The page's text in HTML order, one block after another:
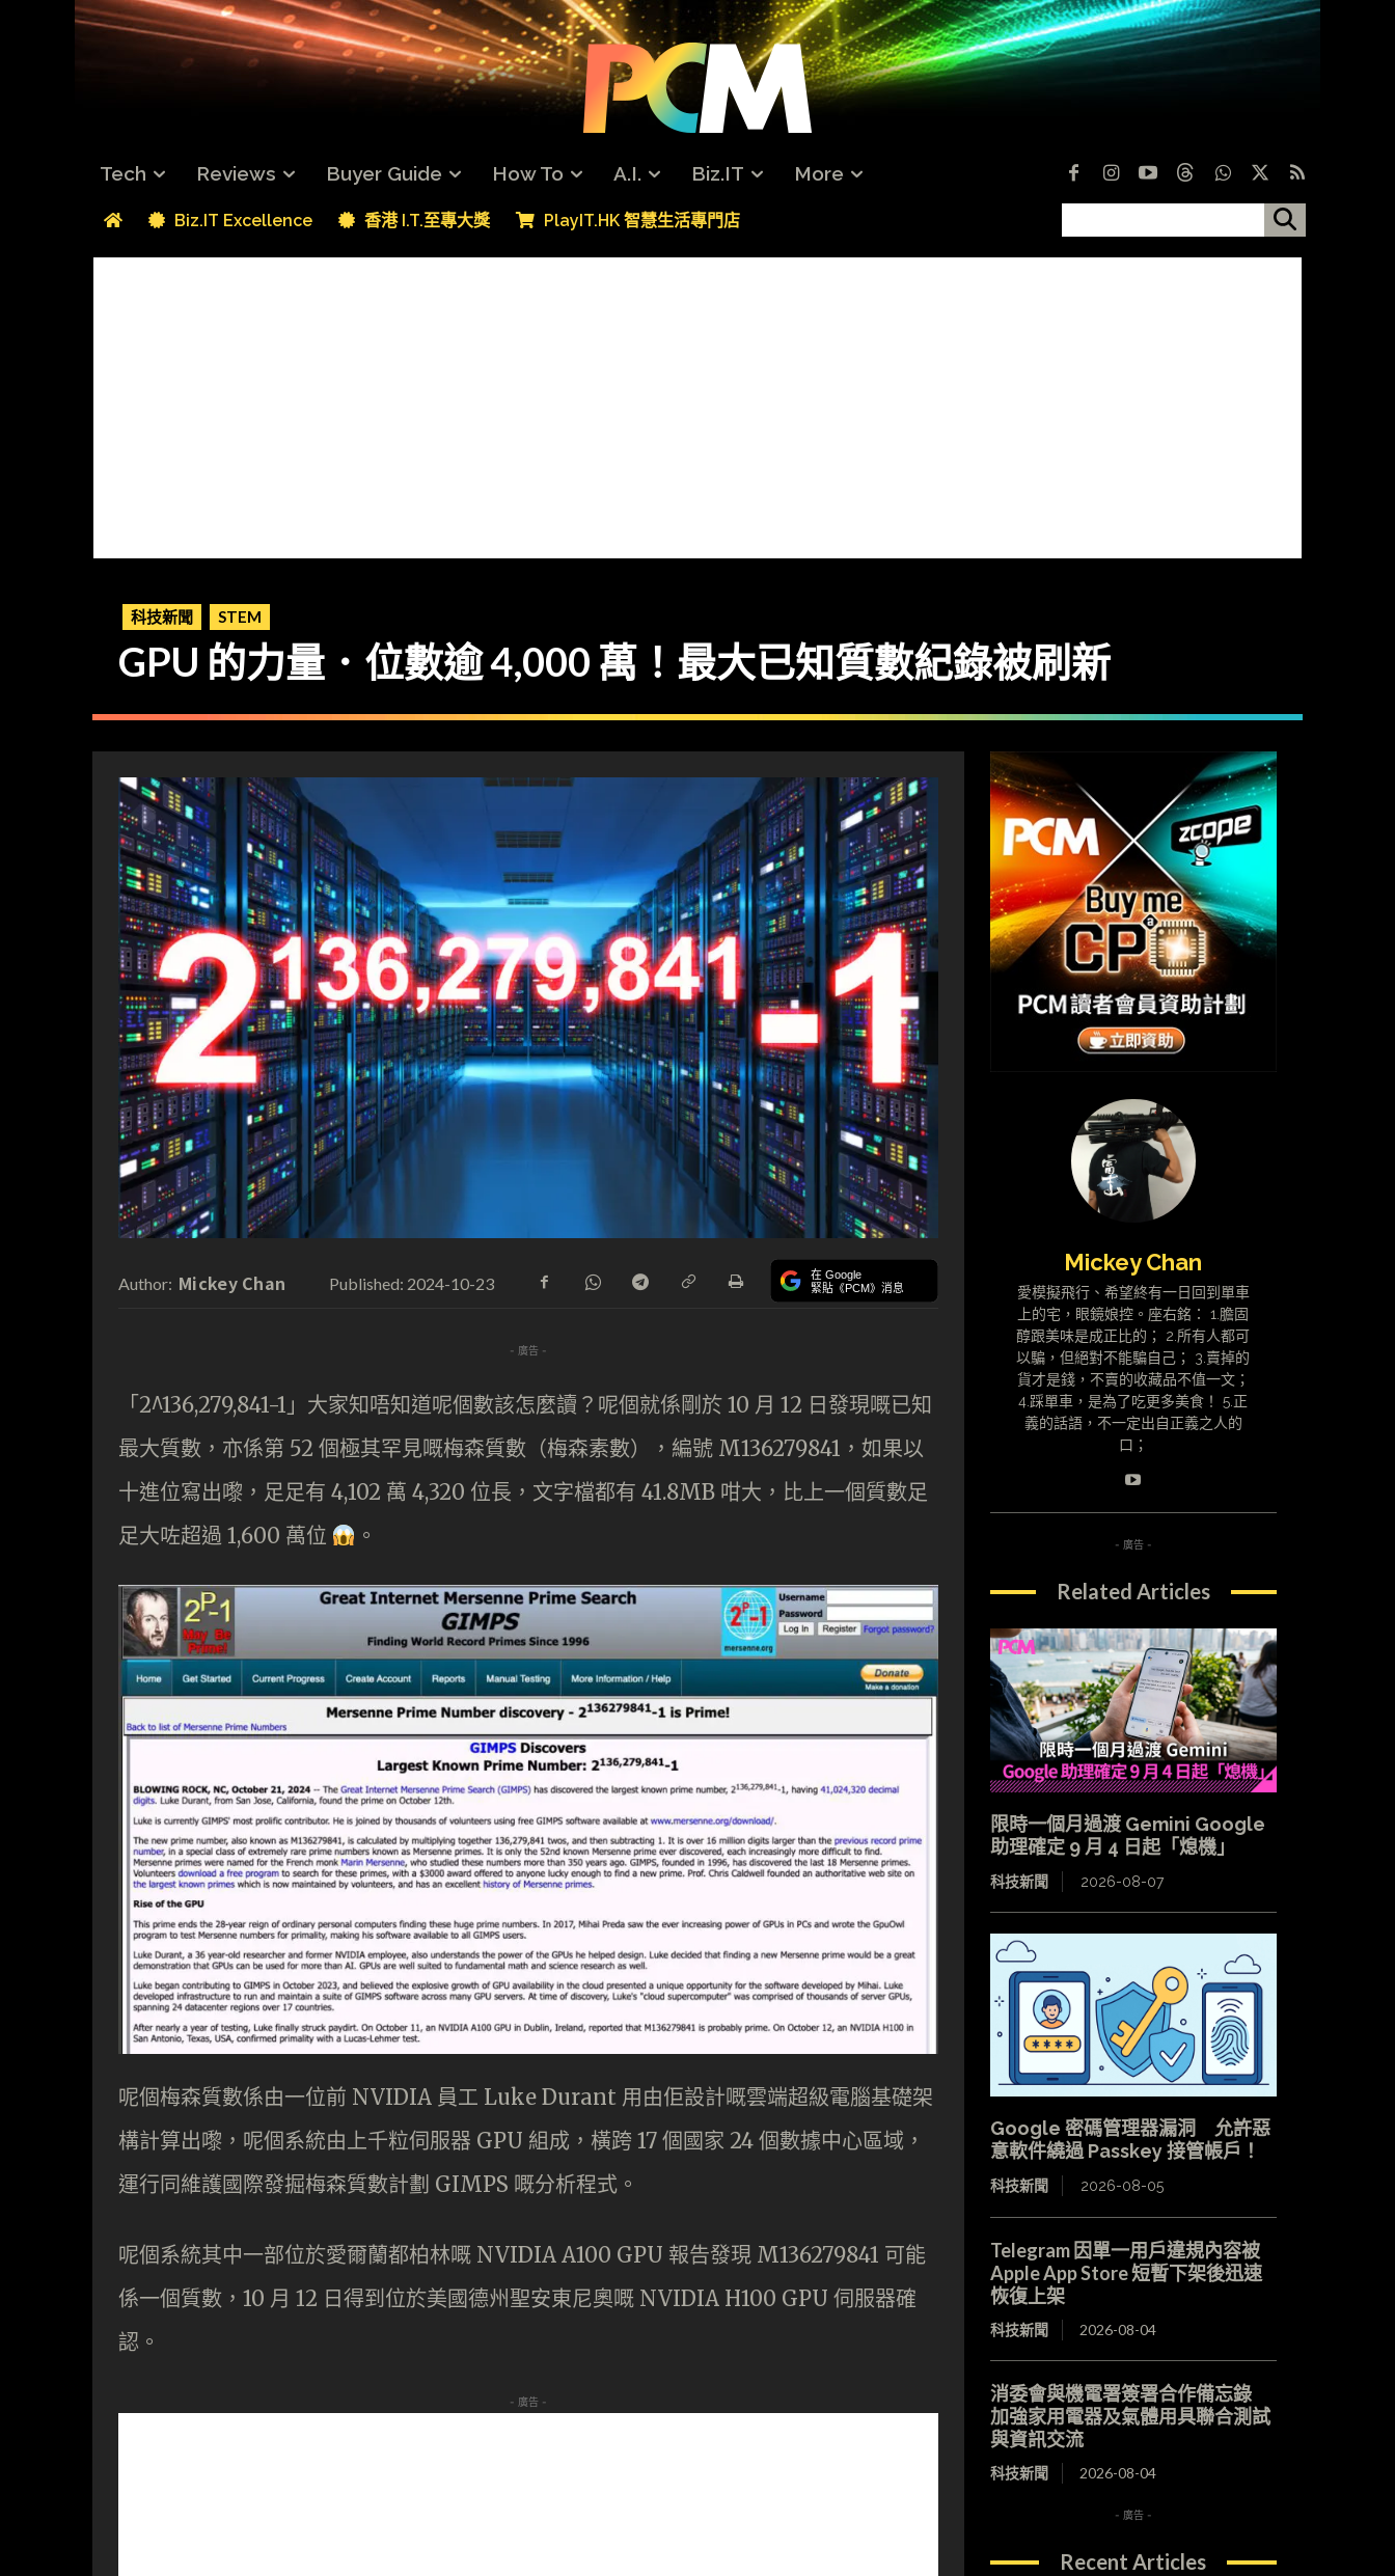
Tech Reviews Buyer Guide How To A.I. Biz.IT More
Biz.IT Excellence 香港 I.T.至專大獎 PlayIT.HK 智慧生活專門店
科技新聞 STEM
GPU 的力量．位數逾 4,000 萬！最大已知質數紀錄被刷新
Author: Mickey Chan Published: 2024-10-23 在 Google
緊貼《PCM》消息
- 廣告 -
「2^136,279,841-1」大家知唔知道呢個數該怎麼讀？呢個就係剛於 10 月 12 日發現嘅已知
最大質數，亦係第 52 個極其罕見嘅梅森質數（梅森素數），編號 M136279841，如果以
十進位寫出嚟，足足有 4,102 萬 4,320 位長，文字檔都有 41.8MB 咁大，比上一個質數足
足大咗超過 1,600 萬位
。
呢個梅森質數係由一位前 NVIDIA 員工 Luke Durant 用由佢設計嘅雲端超級電腦基礎架
構計算出嚟，呢個系統由上千粒伺服器 GPU 組成，橫跨 17 個國家 24 個數據中心區域，
運行同維護國際發掘梅森質數計劃 GIMPS 嘅分析程式。
呢個系統其中一部位於愛爾蘭都柏林嘅 NVIDIA A100 GPU 報告發現 M136279841 可能
係一個質數，10 月 12 日得到位於美國德州聖安東尼奧嘅 NVIDIA H100 GPU 伺服器確
認。
- 廣告 -
Mickey Chan
愛模擬飛行、希望終有一日回到單車
上的宅，眼鏡娘控。座右銘： 1.膽固
醇跟美味是成正比的； 2.所有人都可
以騙，但絕對不能騙自己； 3.賣掉的
貨才是錢，不賣的收藏品不值一文；
4.踩單車，是為了吃更多美食！ 5.正
義的話語，不一定出自正義之人的
口；
- 廣告 -
Related Articles
限時一個月過渡 Gemini Google
助理確定 9 月 4 日起「熄機」
科技新聞 2026-08-07
Google 密碼管理器漏洞 允許惡
意軟件繞過 Passkey 接管帳戶！
科技新聞 2026-08-05
Telegram 因單一用戶違規內容被
Apple App Store 短暫下架後迅速
恢復上架
科技新聞 2026-08-04
消委會與機電署簽署合作備忘錄
加強家用電器及氣體用具聯合測試
與資訊交流
科技新聞 2026-08-04
- 廣告 -
Recent Articles